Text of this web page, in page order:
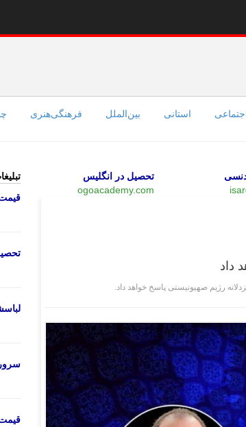
استانی بین‌الملل فرهنگی‌هنری
تحصیل در انگلیس
ogoacademy.com
داد
رژیم صهیونیستی پاسخ خواهد داد.
سرور HP